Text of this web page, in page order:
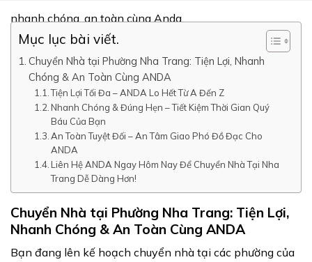
nhanh chóng, an toàn cùng Anda
Mục lục bài viết.
Chuyển Nhà tại Phường Nha Trang: Tiện Lợi, Nhanh
Chóng & An Toàn Cùng ANDA
Tiện Lợi Tối Đa – ANDA Lo Hết Từ A Đến Z
Nhanh Chóng & Đúng Hẹn – Tiết Kiệm Thời Gian Quý
Báu Của Bạn
An Toàn Tuyệt Đối – An Tâm Giao Phó Đồ Đạc Cho
ANDA
Liên Hệ ANDA Ngay Hôm Nay Để Chuyển Nhà Tại Nha
Trang Dễ Dàng Hơn!
Chuyển Nhà tại Phường Nha Trang: Tiện Lợi,
Nhanh Chóng & An Toàn Cùng ANDA
Bạn đang lên kế hoạch chuyển nhà tại các phường của